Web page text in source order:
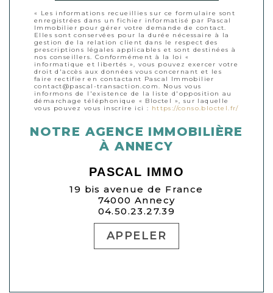
« Les informations recueillies sur ce formulaire sont
enregistrées dans un fichier informatisé par Pascal
Immobilier pour gérer votre demande de contact.
Elles sont conservées pour la durée nécessaire à la
gestion de la relation client dans le respect des
prescriptions légales applicables et sont destinées à
nos conseillers. Conformément à la loi «
informatique et libertés », vous pouvez exercer votre
droit d'accès aux données vous concernant et les
faire rectifier en contactant Pascal Immobilier
contact@pascal-transaction.com. Nous vous
informons de l'existence de la liste d'opposition au
démarchage téléphonique « Bloctel », sur laquelle
vous pouvez vous inscrire ici : https://conso.bloctel.fr/
NOTRE AGENCE IMMOBILIÈRE
À ANNECY
PASCAL IMMO
19 bis avenue de France
74000 Annecy
04.50.23.27.39
APPELER